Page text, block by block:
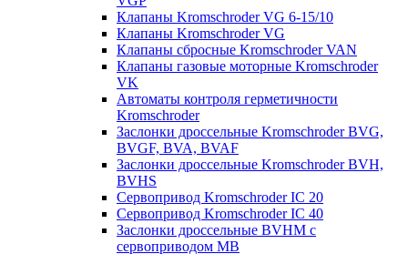
Клапаны Kromschroder VG 6-15/10
Клапаны Kromschroder VG
Клапаны сбросные Kromschroder VAN
Клапаны газовые моторные Kromschroder
VK
Автоматы контроля герметичности
Kromschroder
Заслонки дроссельные Kromschroder BVG,
BVGF, BVA, BVAF
Заслонки дроссельные Kromschroder BVH,
BVHS
Сервопривод Kromschroder IC 20
Сервопривод Kromschroder IC 40
Заслонки дроссельные BVHM с
сервоприводом МВ